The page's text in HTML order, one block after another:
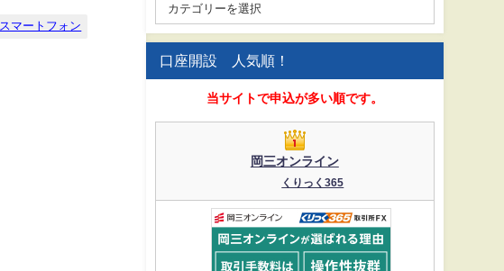
スマートフォン
口座開設 人気順！
当サイトで申込が多い順です。
岡三オンライン
くりっく365